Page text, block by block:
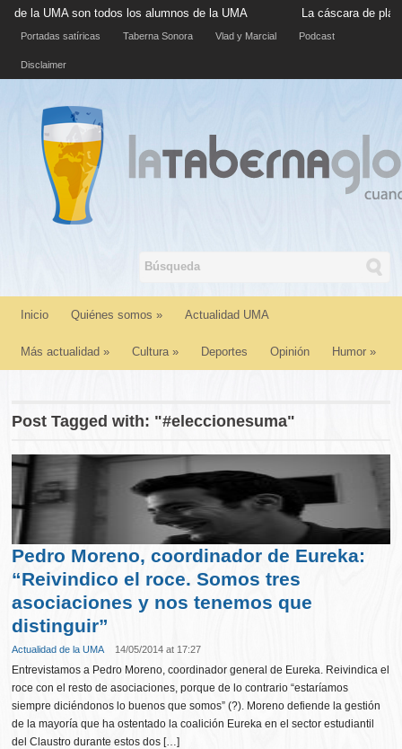
UMA son todos los alumnos de la UMA La cáscara de plátano
Portadas satíricas Taberna Sonora Vlad y Marcial Podcast
Disclaimer
Inicio Quiénes somos » Actualidad UMA
Más actualidad » Cultura» Deportes Opinión Humor »
Post Tagged with: "#eleccionesuma"
Pedro Moreno, coordinador de Eureka:
“Reivindico el roce. Somos tres
asociaciones y nos tenemos que
distinguir”
Actualidad de la UMA 14/05/2014 at 17:27
Entrevistamos a Pedro Moreno, coordinador general de Eureka. Reivindica el
roce con el resto de asociaciones, porque de lo contrario “estaríamos
siempre diciéndonos lo buenos que somos” (?). Moreno defiende la gestión
de la mayoría que ha ostentado la coalición Eureka en el sector estudiantil
del Claustro durante estos dos […]